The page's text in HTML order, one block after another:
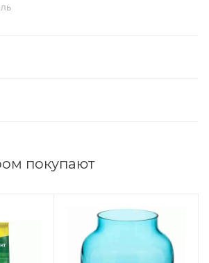
покупают